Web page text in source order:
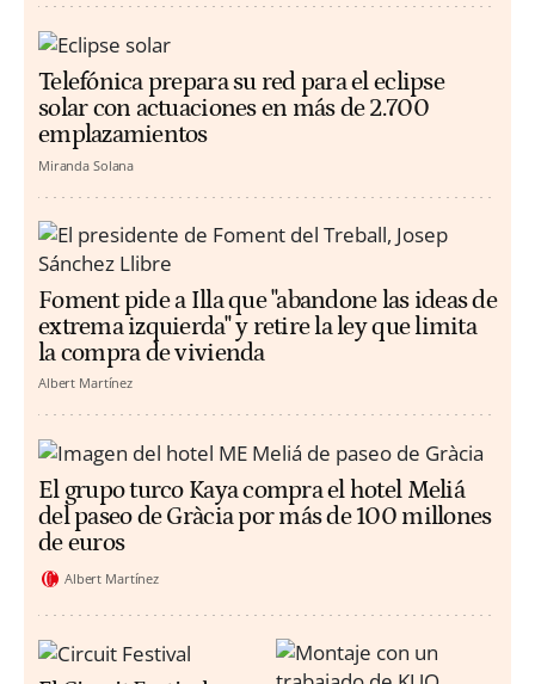
Telefónica prepara su red para el eclipse
solar con actuaciones en más de 2.700
emplazamientos
Miranda Solana
Foment pide a Illa que "abandone las ideas de
extrema izquierda" y retire la ley que limita
la compra de vivienda
Albert Martínez
El grupo turco Kaya compra el hotel Meliá
del paseo de Gràcia por más de 100 millones
de euros
Albert Martínez